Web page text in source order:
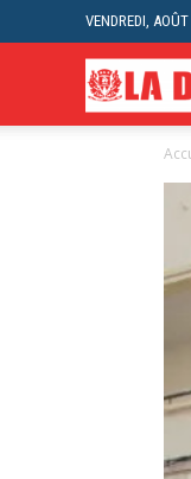
VENDREDI,